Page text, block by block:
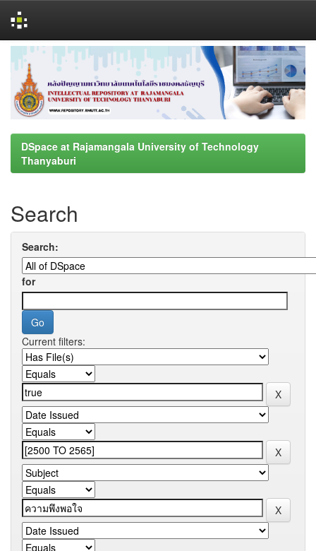
navigation
DSpace at Rajamangala University of Technology
Thanyaburi
Search
Search:
for
Current filters: